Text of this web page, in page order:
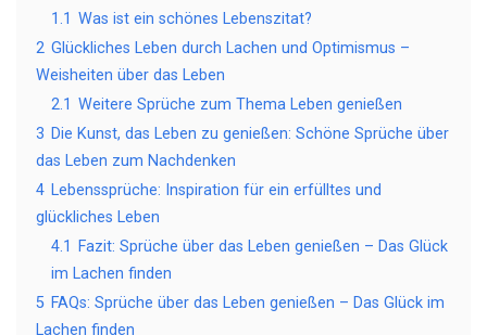
1.1 Was ist ein schönes Lebenszitat?
2 Glückliches Leben durch Lachen und Optimismus –
Weisheiten über das Leben
2.1 Weitere Sprüche zum Thema Leben genießen
3 Die Kunst, das Leben zu genießen: Schöne Sprüche über
das Leben zum Nachdenken
4 Lebenssprüche: Inspiration für ein erfülltes und
glückliches Leben
4.1
Fazit: Sprüche über das Leben genießen – Das Glück
im Lachen finden
5 FAQs: Sprüche über das Leben genießen – Das Glück im
Lachen finden